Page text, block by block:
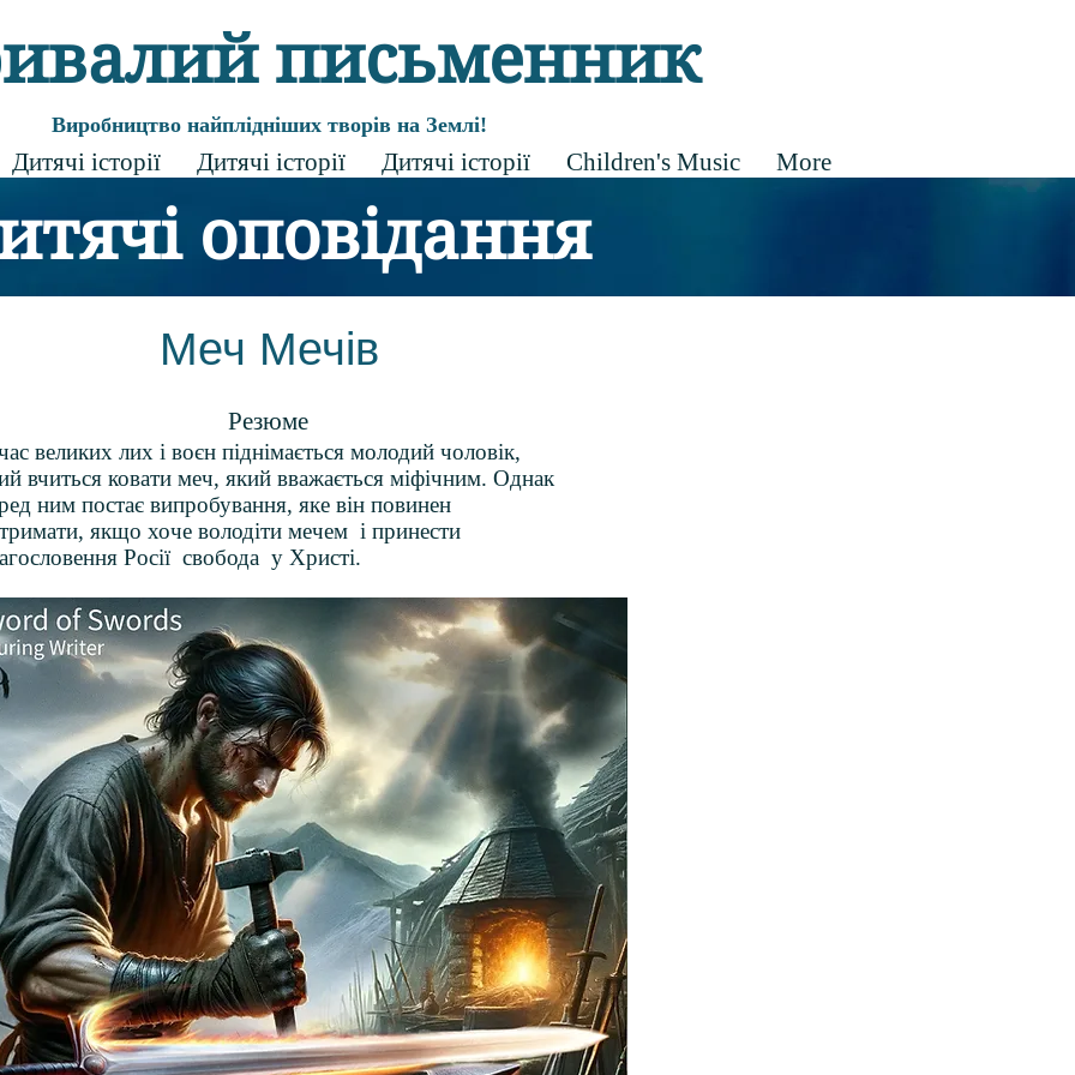
письменник
Виробництво найплідніших творів на Землі!
Дитячі історії Дитячі історії Дитячі історії Children's Music More
оповідання
Меч Мечів
Резюме
великих лих і воєн піднімається молодий чоловік,
вчиться ковати меч, який вважається міфічним. Однак
ним постає випробування, яке він повинен
якщо хоче володіти мечем і принести
Росії свобода у Христі.